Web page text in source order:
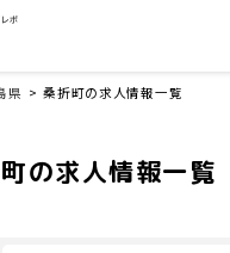
県 桑折町の求人情報一覧
の求人情報一覧